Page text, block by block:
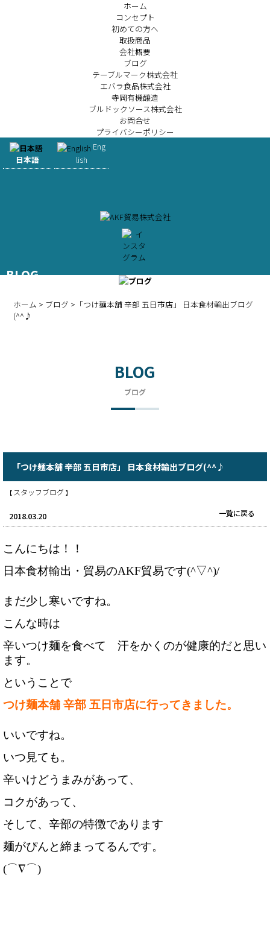
ホーム
コンセプト
初めての方へ
取扱商品
会社概要
ブログ
テーブルマーク株式会社
エバラ食品株式会社
寺岡有機醸造
ブルドックソース株式会社
お問合せ
プライバシーポリシー
日本語
Eng
lish
BLOG
ホーム > ブログ >「つけ麺本舗 辛部 五日市店」 日本食材輸出ブログ
(^^♪
BLOG
ブログ
「つけ麺本舗 辛部 五日市店」 日本食材輸出ブログ(^^♪
【 スタッフブログ 】
2018.03.20 一覧に戻る
こんにちは！！
まだ少し寒いですね。
こんな時は
辛いつけ麺を食べて　汗をかくのが健康的だと思い
ます。
ということで
つけ麺本舗 辛部 五日市店に行ってきました。
いいですね。
いつ見ても。
辛いけどうまみがあって、
コクがあって、
そして、辛部の特徴であります
麺がぴんと締まってるんです。
(⌒∇⌒)